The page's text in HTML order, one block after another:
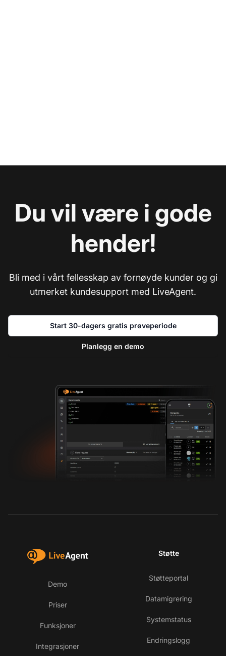
Du vil være i gode
hender!
Bli med i vårt fellesskap av fornøyde kunder og gi
utmerket kundesupport med LiveAgent.
Start 30-dagers gratis prøveperiode
Planlegg en demo
Demo
Priser
Funksjoner
Integrasjoner
Støtte
Støtteportal
Datamigrering
Systemstatus
Endringslogg